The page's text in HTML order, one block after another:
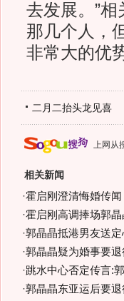
去发展。”
那几个人，
非常大的优
二月二抬头龙见喜
上网从
相关新闻
·霍启刚澄清悔婚传
·霍启刚高调捧场郭
·郭晶晶抵港男友送
·郭晶晶疑为婚事要
·跳水中心否定传言:
·郭晶晶东亚运后要